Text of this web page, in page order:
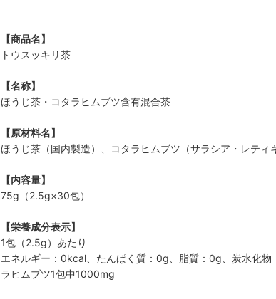
【商品名】
トウスッキリ茶
【名称】
ほうじ茶・コタラヒムブツ含有混合茶
【原材料名】
ほうじ茶（国内製造）、コタラヒムブツ（サラシア・レティ
【内容量】
75g（2.5g×30包）
【栄養成分表示】
1包（2.5g）あたり
エネルギー：0kcal、たんぱく質：0g、脂質：0g、炭水化
ラヒムブツ1包中1000mg